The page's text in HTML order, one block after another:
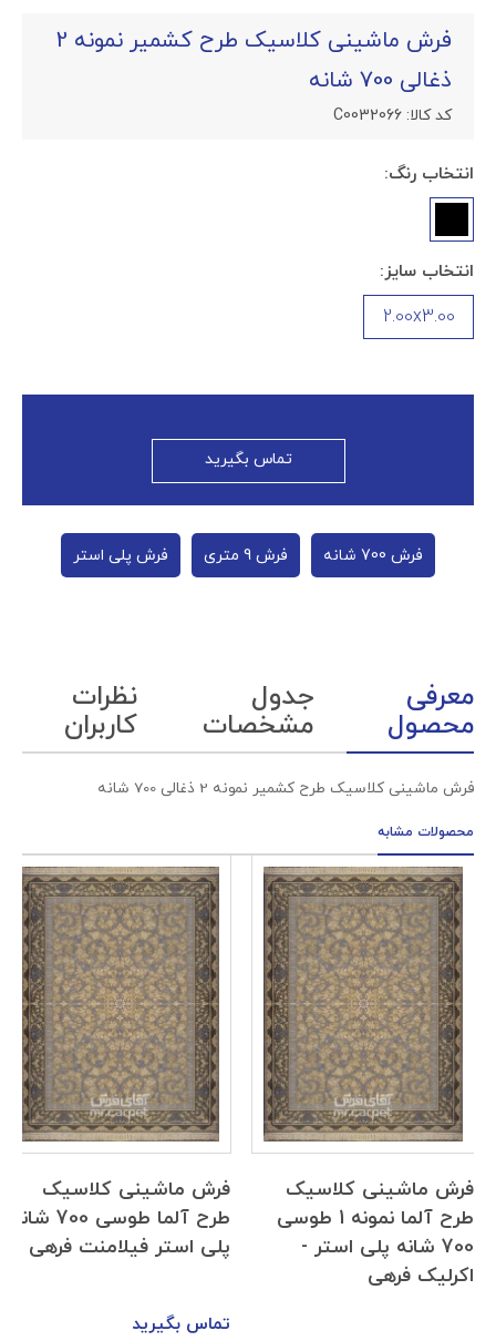
فرش ماشینی کلاسیک طرح کشمیر نمونه 2
ذغالی 700 شانه
کد کالا: C0032066
انتخاب رنگ:
انتخاب سایز:
2.00x3.00
تماس بگیرید
فرش 700 شانه فرش 9 متری فرش پلی استر
معرفی
محصول
جدول
مشخصات
نظرات
کاربران
فرش ماشینی کلاسیک طرح کشمیر نمونه 2 ذغالی 700 شانه
محصولات مشابه
فرش ماشینی کلاسیک
طرح آلما نمونه 1 طوسی
700 شانه پلی استر -
اکرلیک فرهی
فرش ماشینی کلاسیک
طرح آلما طوسی 700 شانه
پلی استر فیلامنت فرهی
تماس بگیرید